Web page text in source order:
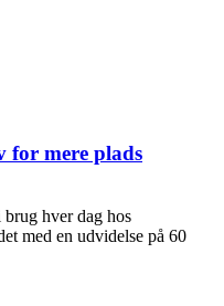
for mere plads
hver dag hos
med en udvidelse på 60